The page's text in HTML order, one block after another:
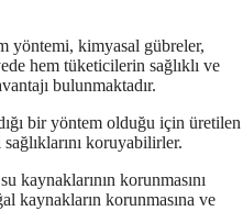
yöntemi, kimyasal gübreler,
hem tüketicilerin sağlıklı ve
bulunmaktadır.
bir yöntem olduğu için üretilen
koruyabilirler.
kaynaklarının korunmasını
kaynakların korunmasına ve